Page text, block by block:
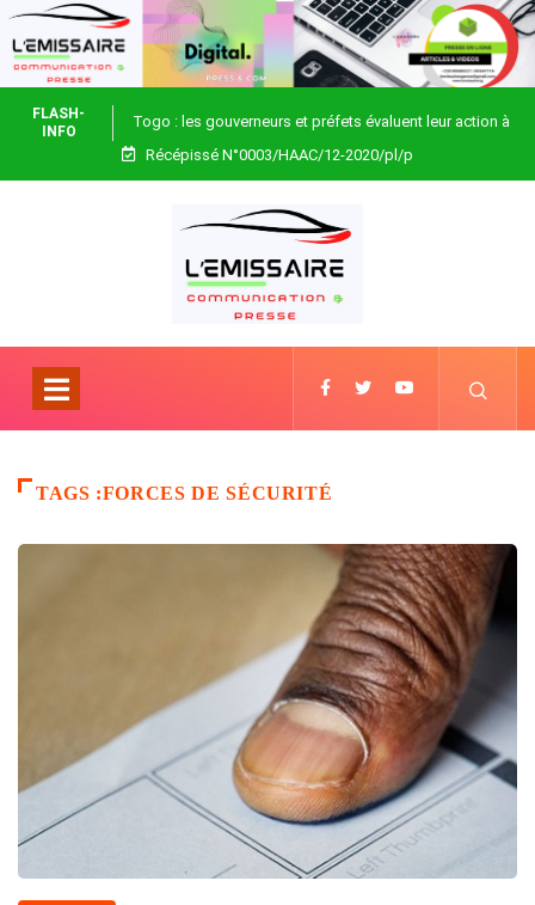
FLASH-
INFO
Togo : les gouverneurs et préfets évaluent leur action à
Blitta
Récépissé N°0003/HAAC/12-2020/pl/p
TAGS :FORCES DE SÉCURITÉ